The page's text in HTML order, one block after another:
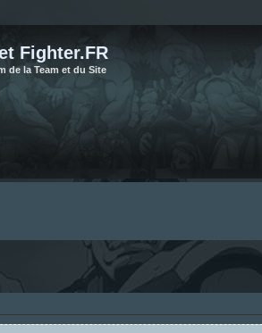
Fighter.FR
de la Team et du Site